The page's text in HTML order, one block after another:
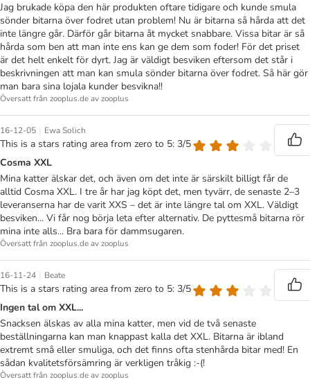
Jag brukade köpa den här produkten oftare tidigare och kunde smula
sönder bitarna över fodret utan problem! Nu är bitarna så hårda att det
inte längre går. Därför går bitarna åt mycket snabbare. Vissa bitar är så
hårda som ben att man inte ens kan ge dem som foder! För det priset
är det helt enkelt för dyrt. Jag är väldigt besviken eftersom det står i
beskrivningen att man kan smula sönder bitarna över fodret. Så här gör
man bara sina lojala kunder besvikna!!
Översatt från zooplus.de av zooplus
16-12-05 | Ewa Solich
This is a stars rating area from zero to 5: 3/5
Cosma XXL
Mina katter älskar det, och även om det inte är särskilt billigt får de
alltid Cosma XXL. I tre år har jag köpt det, men tyvärr, de senaste 2–3
leveranserna har de varit XXS – det är inte längre tal om XXL. Väldigt
besviken... Vi får nog börja leta efter alternativ. De pyttesmå bitarna rör
mina inte alls... Bra bara för dammsugaren.
Översatt från zooplus.de av zooplus
16-11-24 | Beate
This is a stars rating area from zero to 5: 3/5
Ingen tal om XXL...
Snacksen älskas av alla mina katter, men vid de två senaste
beställningarna kan man knappast kalla det XXL. Bitarna är ibland
extremt små eller smuliga, och det finns ofta stenhårda bitar med! En
sådan kvalitetsförsämring är verkligen tråkig :-(!
Översatt från zooplus.de av zooplus